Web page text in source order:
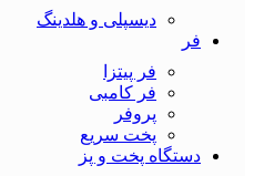
دیسپلی و هلدینگ
فر
فر پیتزا
فر کامبی
پروفر
پخت سریع
دستگاه‌ پخت و پز